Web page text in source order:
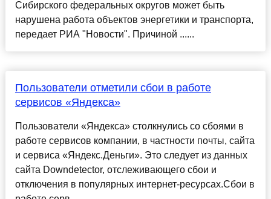
Сибирского федеральных округов может быть
нарушена работа объектов энергетики и транспорта,
передает РИА "Новости". Причиной ......
Пользователи отметили сбои в работе
сервисов «Яндекса»
Пользователи «Яндекса» столкнулись со сбоями в
работе сервисов компании, в частности почты, сайта
и сервиса «Яндекс.Деньги». Это следует из данных
сайта Downdetector, отслеживающего сбои и
отключения в популярных интернет-ресурсах.Сбои в